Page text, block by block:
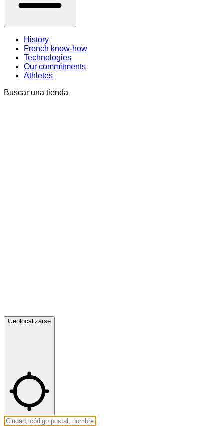
History
French know-how
Technologies
Our commitments
Athletes
Buscar una tienda
Geolocalizarse